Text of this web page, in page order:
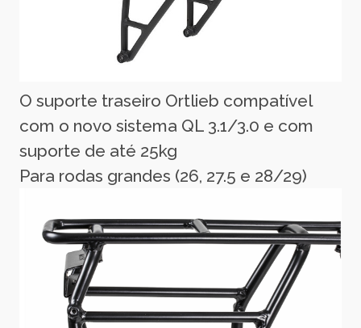
O suporte traseiro Ortlieb compatível
com o novo sistema QL 3.1/3.0 e com
suporte de até 25kg
Para rodas grandes (26, 27.5 e 28/29)